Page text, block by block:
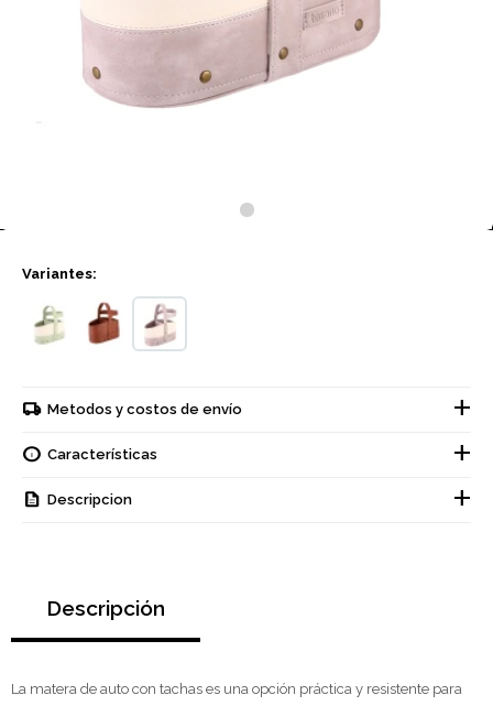
Variantes:
Metodos y costos de envío
Características
Descripcion
Descripción
La matera de auto con tachas es una opción práctica y resistente para